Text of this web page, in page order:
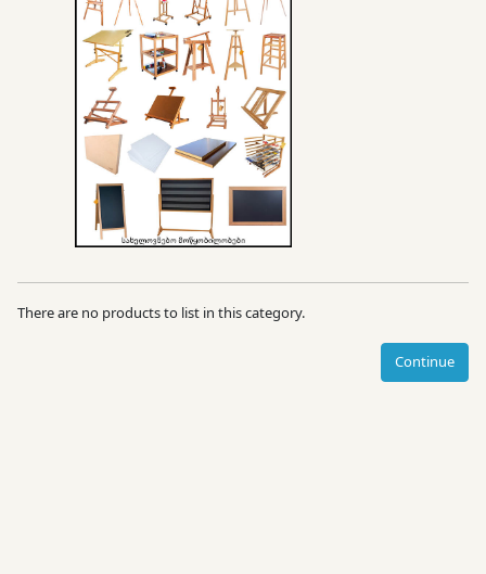
There are no products to list in this category.
Continue